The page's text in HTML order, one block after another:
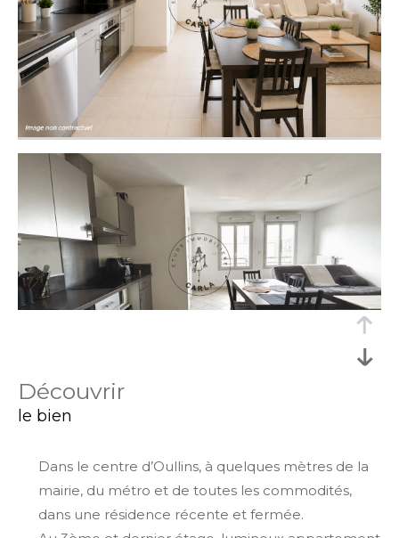
découvrir
le bien
Dans le centre d’Oullins, à quelques mètres de la
mairie, du métro et de toutes les commodités,
dans une résidence récente et fermée.